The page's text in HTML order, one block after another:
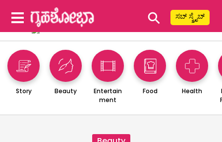
⚲ ಸಬ್ ಸ್ಕ್ರೈಬ್
Story Beauty
Entertain
ment
Food Health